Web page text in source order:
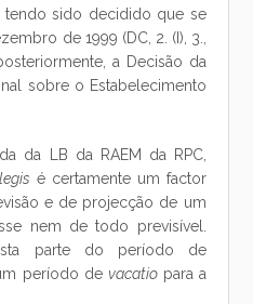
tendo sido decidido que se
de 1999 (DC, 2. (I), 3.,
a Decisão da
sobre o Estabelecimento
da LB da RAEM da RPC,
é certamente um factor
e de projecção de um
nem de todo previsível.
parte do período de
período de vacatiopara a